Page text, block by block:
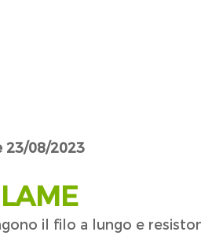
23/08/2023
il filo a lungo e